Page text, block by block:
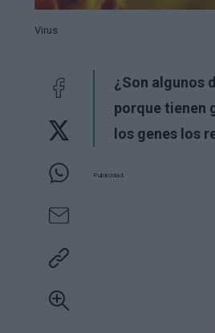
Virus
¿Son algunos
porque tienen
los genes los
Publicidad: